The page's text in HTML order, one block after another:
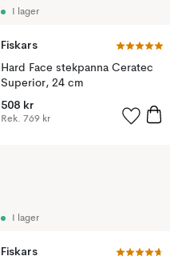
I lager
Fiskars
Hard Face stekpanna Ceratec
Superior, 24 cm
508 kr
Rek. 769 kr
I lager
Fiskars